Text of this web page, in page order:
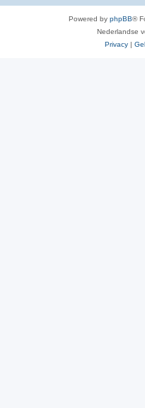
Powered by phpBB®
Nederlandse
Privacy |